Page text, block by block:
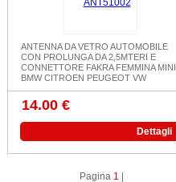
ANTENNA DA VETRO AUTOMOBILE
CON PROLUNGA DA 2,5MTERI E
CONNETTORE FAKRA FEMMINA MINI
BMW CITROEN PEUGEOT VW
14.00 €
Dettagli
Pagina 1